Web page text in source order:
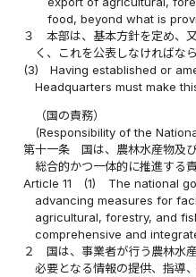
food, beyond what is
３
本部は、基本方針を定め、
く、これを公表しなければなら
(3)
Having established or
Headquarters must make
（国の責務）
(Responsibility of the
第十一条
国は、農林水産物及
総合的かつ一体的に推進する
Article 11
(1)
The national
advancing measures for
agricultural, forestry, and
comprehensive and
２
国は、事業者が行う農林水
必要となる情報の提供、指導